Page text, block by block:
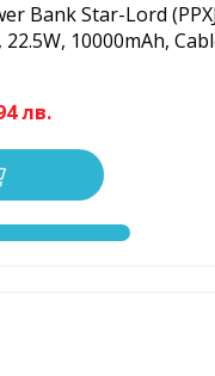
Bank Star-Lord
22.5W, 10000mAh,
лв.